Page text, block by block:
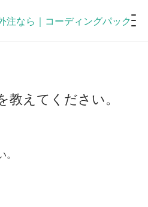
教えてください。